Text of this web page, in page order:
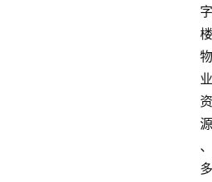
字
楼
物
业
资
源
、
多